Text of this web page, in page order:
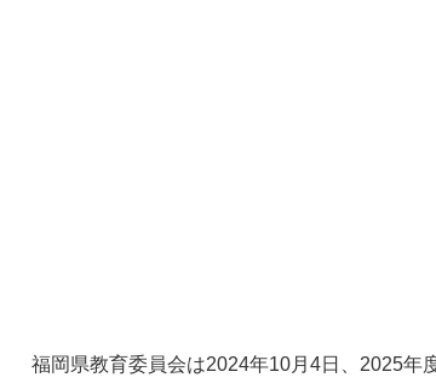
福岡県教育委員会は2024年10月4日、2025年